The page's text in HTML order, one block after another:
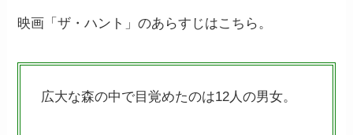
映画「ザ・ハント」のあらすじはこちら。
広大な森の中で目覚めたのは12人の男女。